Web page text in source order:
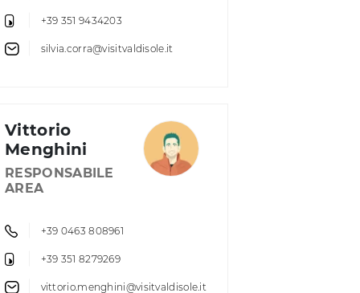
+39 351 9434203
silvia.corra@visitvaldisole.it
Vittorio
Menghini
RESPONSABILE
AREA
+39 0463 808961
+39 351 8279269
vittorio.menghini@visitvaldisole.it